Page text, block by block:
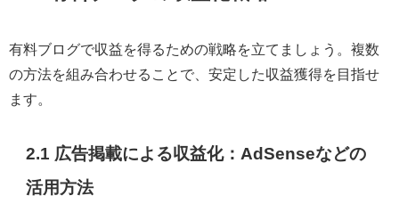
有料ブログで収益を得るための戦略を立てましょう。複数
の方法を組み合わせることで、安定した収益獲得を目指せ
ます。
2.1 広告掲載による収益化：AdSenseなどの
活用方法